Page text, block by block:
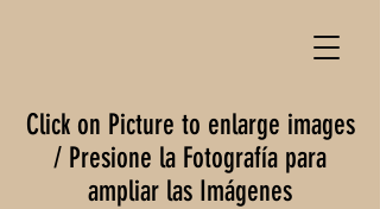
Click on Picture to enlarge images
/ Presione la Fotografía para
ampliar las Imágenes